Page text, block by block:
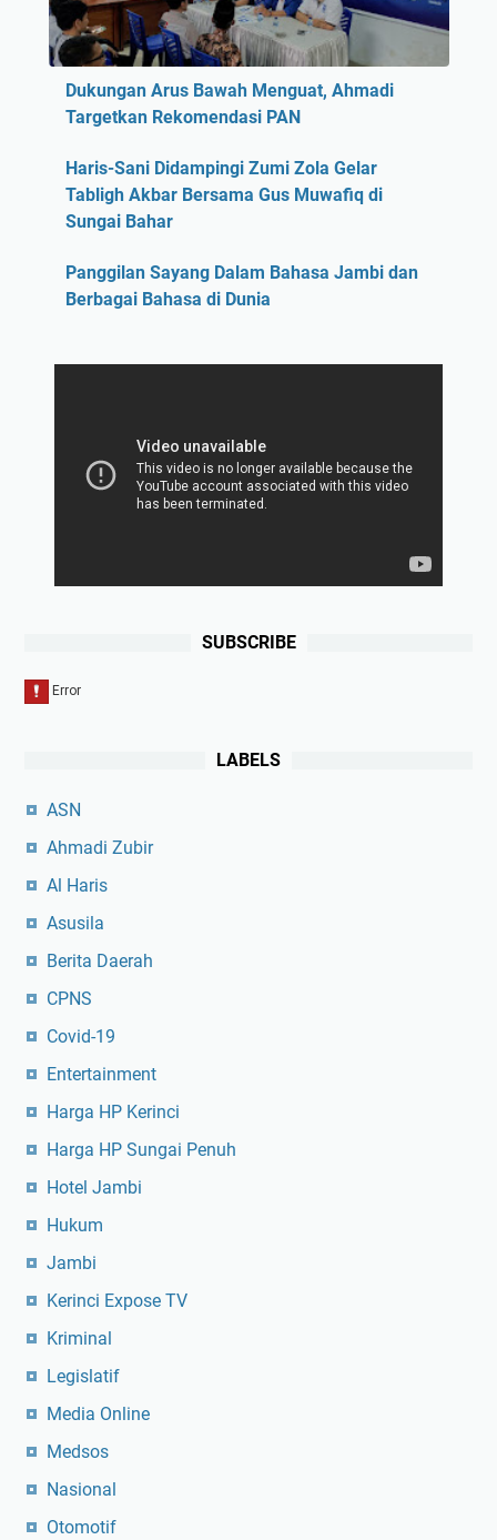
Dukungan Arus Bawah Menguat, Ahmadi
Targetkan Rekomendasi PAN
Haris-Sani Didampingi Zumi Zola Gelar
Tabligh Akbar Bersama Gus Muwafiq di
Sungai Bahar
Panggilan Sayang Dalam Bahasa Jambi dan
Berbagai Bahasa di Dunia
SUBSCRIBE
LABELS
ASN
Ahmadi Zubir
Al Haris
Asusila
Berita Daerah
CPNS
Covid-19
Entertainment
Harga HP Kerinci
Harga HP Sungai Penuh
Hotel Jambi
Hukum
Jambi
Kerinci Expose TV
Kriminal
Legislatif
Media Online
Medsos
Nasional
Otomotif